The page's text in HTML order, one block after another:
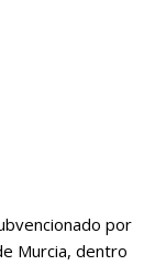
por
Murcia, dentro